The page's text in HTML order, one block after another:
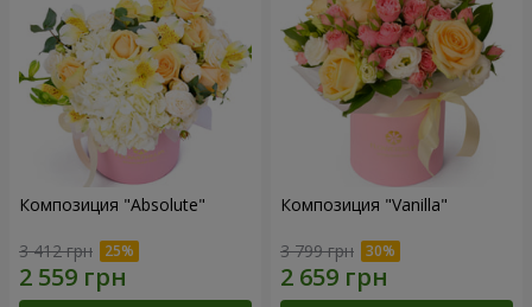
Композиция "Absolute"
3 412 грн
Композиция "Vanilla"
3 799 грн